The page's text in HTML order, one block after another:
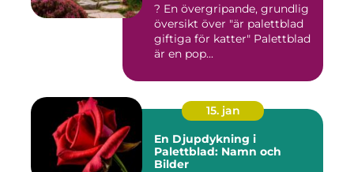
? En övergripande, grundlig
översikt över "är palettblad
giftiga för katter" Palettblad
är en pop...
15. jan
En Djupdykning i
Palettblad: Namn och
Bilder